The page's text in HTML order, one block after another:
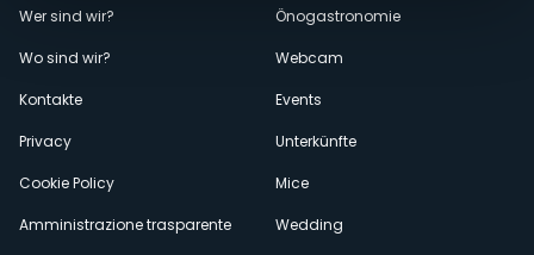
Menù
secondario
Wer sind wir?
Wo sind wir?
Kontakte
Privacy
Cookie Policy
Amministrazione trasparente
Önogastronomie
Webcam
Events
Unterkünfte
Mice
Wedding